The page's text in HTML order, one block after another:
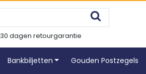
30 dagen retourgarantie
Bankbiljetten Gouden Postzegels